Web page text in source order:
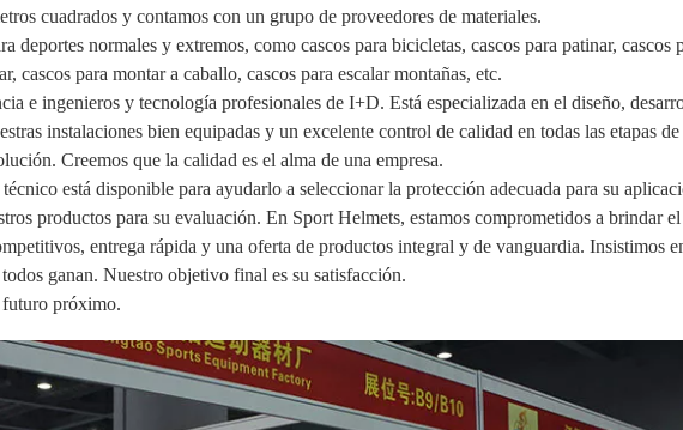
cuadrados y contamos con un grupo de proveedores de materiales.
deportes normales y extremos, como cascos para bicicletas, cascos para patinar, cascos
cascos para montar a caballo, cascos para escalar montañas, etc.
e ingenieros y tecnología profesionales de I+D. Está especializada en el diseño,
instalaciones bien equipadas y un excelente control de calidad en todas las etapas de
Creemos que la calidad es el alma de una empresa.
está disponible para ayudarlo a seleccionar la protección adecuada para su
productos para su evaluación. En Sport Helmets, estamos comprometidos a brindar
entrega rápida y una oferta de productos integral y de vanguardia. Insistimos
ganan. Nuestro objetivo final es su satisfacción.
futuro próximo.